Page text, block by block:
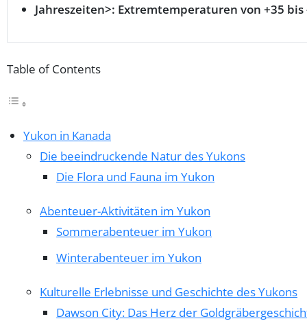
Jahreszeiten>: Extremtemperaturen von +35 bis
Table of Contents
Yukon in Kanada
Die beeindruckende Natur des Yukons
Die Flora und Fauna im Yukon
Abenteuer-Aktivitäten im Yukon
Sommerabenteuer im Yukon
Winterabenteuer im Yukon
Kulturelle Erlebnisse und Geschichte des Yukons
Dawson City: Das Herz der